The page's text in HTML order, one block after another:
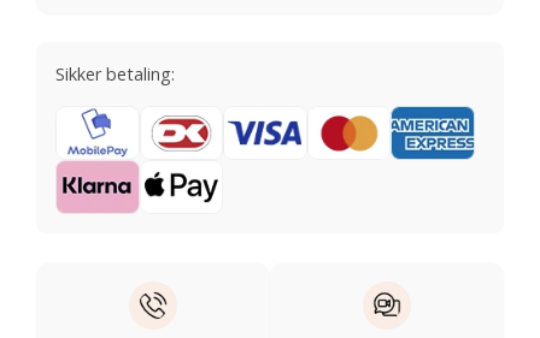
Sikker betaling: